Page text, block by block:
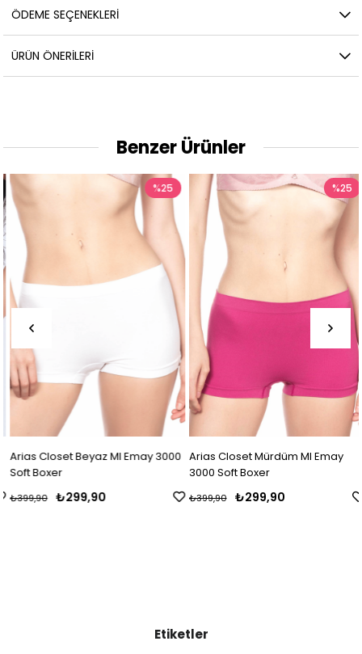
ÖDEME SEÇENEKLERI
ÜRÜN ÖNERILERI
Benzer Ürünler
Arias Closet Beyaz MI Emay 3000
Soft Boxer
₺299,90
₺399,90
%25
Arias Closet Mürdüm MI Emay
3000 Soft Boxer
₺299,90
₺399,90
%25
Etiketler